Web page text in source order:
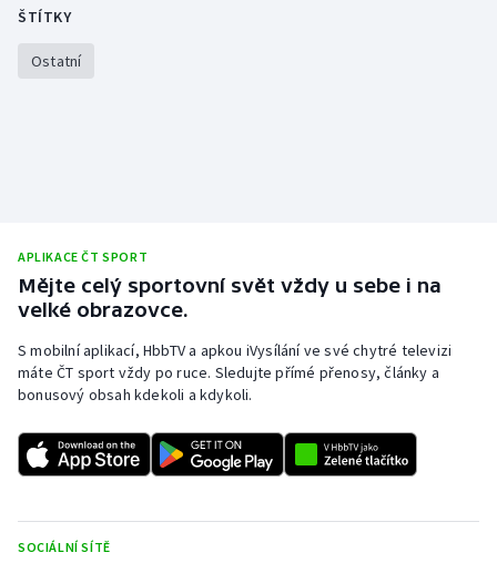
Ostatní
ŠTÍTKY
Ostatní
APLIKACE ČT SPORT
Mějte celý sportovní svět vždy u sebe i na
velké obrazovce.
S mobilní aplikací, HbbTV a apkou iVysílání ve své chytré televizi
máte ČT sport vždy po ruce. Sledujte přímé přenosy, články a
bonusový obsah kdekoli a kdykoli.
SOCIÁLNÍ SÍTĚ